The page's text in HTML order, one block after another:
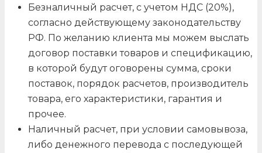
Безналичный расчет, с учетом НДС (20%),
согласно действующему законодательству
РФ. По желанию клиента мы можем выслать
договор поставки товаров и спецификацию,
в которой будут оговорены сумма, сроки
поставок, порядок расчетов, производитель
товара, его характеристики, гарантия и
прочее.
Наличный расчет, при условии самовывоза,
либо денежного перевода с последующей